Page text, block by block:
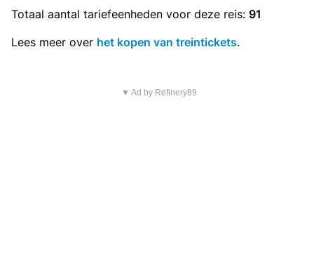
Totaal aantal tariefeenheden voor deze reis: 91
Lees meer over het kopen van treintickets.
▼ Ad by Refinery89